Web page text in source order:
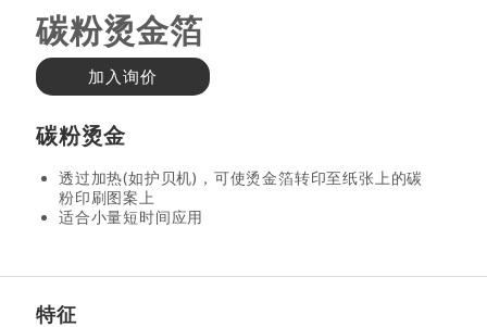
碳粉烫金箔
加入询价
碳粉烫金
透过加热(如护贝机)，可使烫金箔转印至纸张上的碳
粉印刷图案上
适合小量短时间应用
特征